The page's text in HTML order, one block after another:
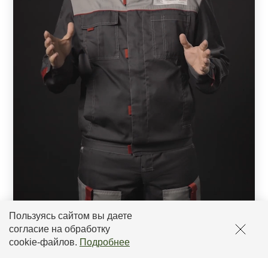
Пользуясь сайтом вы даете
согласие на обработку
cookie-файлов. Подробнее